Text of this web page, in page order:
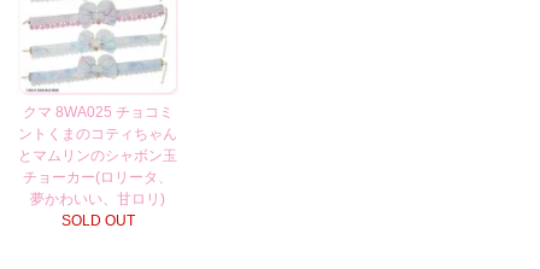
クマ 8WA025 チョコミ
ントくまのコティちゃん
とマムリンのシャボン玉
チョーカー(ロリータ、
夢かわいい、甘ロリ)
SOLD OUT